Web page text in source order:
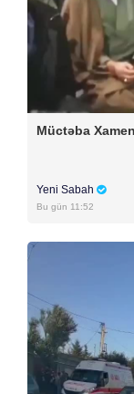
Müctəba
Yeni Sabah
Bu gün 11:52